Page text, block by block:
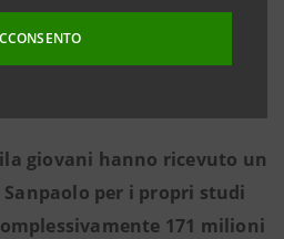
524, di cui 265 all’estero,
giovani hanno ricevuto un
per i propri studi
171 milioni